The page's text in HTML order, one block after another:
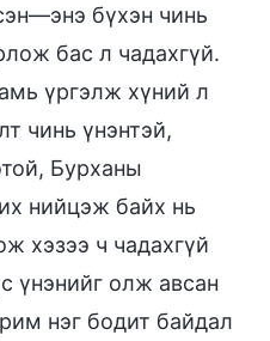
бүхэн чинь
бас л чадахгүй.
үргэлж хүний л
чинь үнэнтэй,
Бурханы
нийцэж байх нь
хэзээ ч чадахгүй
үнэнийг олж авсан
нэг бодит байдал